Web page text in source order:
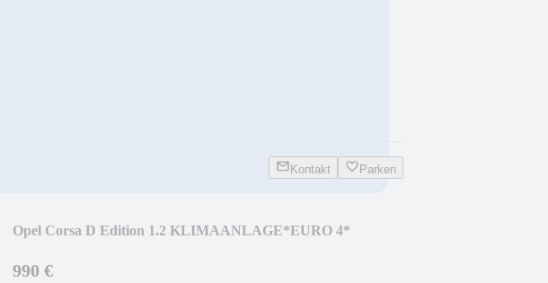
Kontakt Parken
Opel Corsa D Edition 1.2 KLIMAANLAGE*EURO 4*
990 €